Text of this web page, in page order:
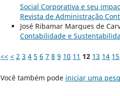
Social Corporativa e seu
Revista de Administração
José Ribamar Marques de
Contabilidade e
<< < 2 3 4 5 6 7 8 9 10 11 12 13 14 15
Você também pode iniciar uma